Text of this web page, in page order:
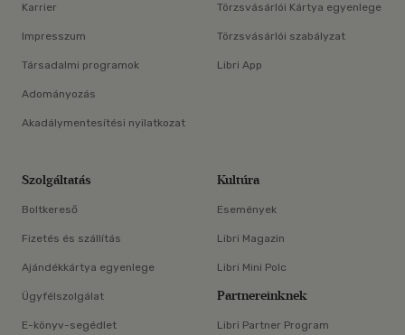
Karrier
Impresszum
Társadalmi programok
Adományozás
Akadálymentesítési nyilatkozat
Törzsvásárlói Kártya egyenlege
Törzsvásárlói szabályzat
Libri App
Szolgáltatás
Boltkereső
Fizetés és szállítás
Ajándékkártya egyenlege
Ügyfélszolgálat
E-könyv-segédlet
Kultúra
Események
Libri Magazin
Libri Mini Polc
Partnereinknek
Libri Partner Program